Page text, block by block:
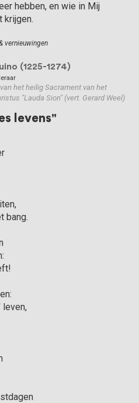
hebben, en wie in Mij
krijgen.
vernieuwingen
(1225-1274)
het heilig Sacrament van het
"Lauda Sion" (vert. Gerard Weel)
levens"
bang.
leven,